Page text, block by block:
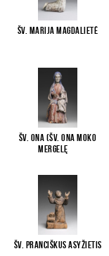
Šv. Marija Magdalietė
Šv. Ona (Šv. Ona moko
Mergelę
Šv. Pranciškus Asyžietis